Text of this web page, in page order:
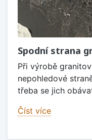
Spodní strana
Při výrobě
nepohledové
třeba se jich
Číst více